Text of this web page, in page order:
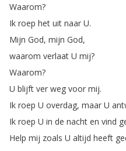
Waarom?
Ik roep het uit naar U.
Mijn God, mijn God,
waarom verlaat U mij?
Waarom?
U blijft ver weg voor mij.
Ik roep U overdag, maar U
Ik roep U in de nacht en vind
Help mij zoals U altijd heeft